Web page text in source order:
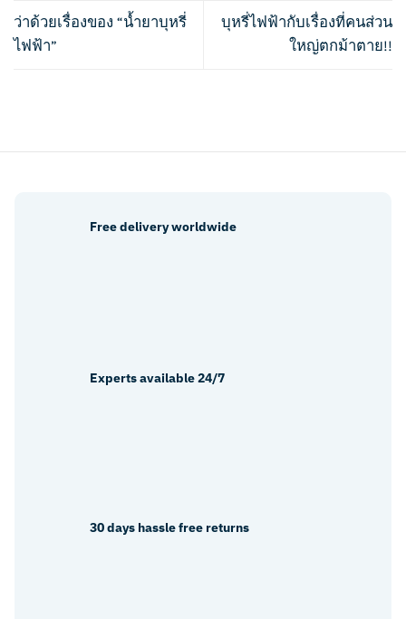
ว่าด้วยเรื่องของ “น้ำยาบุหรี่
ไฟฟ้า”
บุหรี่ไฟฟ้ากับเรื่องที่คนส่วน
ใหญ่ตกม้าตาย!!
Free delivery worldwide
Experts available 24/7
30 days hassle free returns